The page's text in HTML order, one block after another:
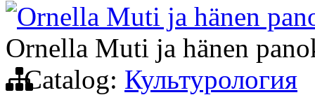
Ornella Muti ja hänen
Ornella Muti ja hänen
Catalog: Культурология